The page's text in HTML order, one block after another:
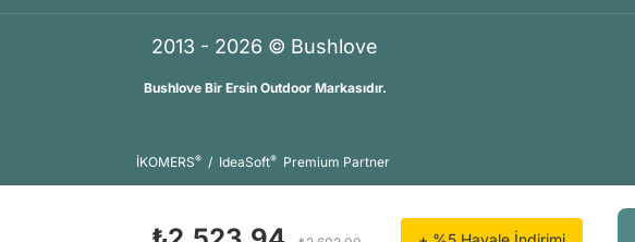
2013 - 2026 © Bushlove
Bushlove Bir Ersin Outdoor Markasıdır.
İKOMERS® / IdeaSoft® Premium Partner